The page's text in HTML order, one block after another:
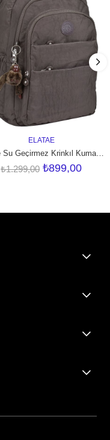
SEPETE EKLE
ELATAE
₺899,00
₺1.299,00